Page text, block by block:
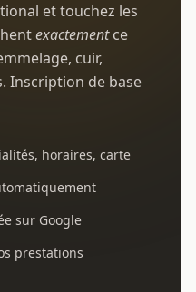
et touchez les
exactementce
cuir,
Inscription de base
horaires, carte
sur Google
prestations